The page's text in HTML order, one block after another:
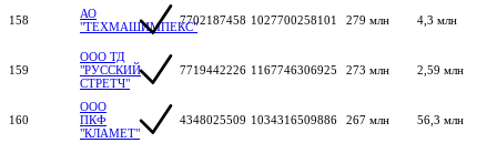
158
АО
"ТЕХМАШИМПЕКС"7702187458 1027700258101 279 млн 4,3 млн
159
ООО ТД
"РУССКИЙ
СТРЕТЧ"
7719442226 1167746306925 273 млн 2,59 млн
160
ООО
ПКФ
"КЛАМЕТ"
4348025509 1034316509886 267 млн 56,3 млн